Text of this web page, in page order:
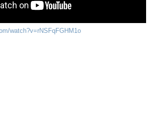
watch?v=rNSFqFGHM1o